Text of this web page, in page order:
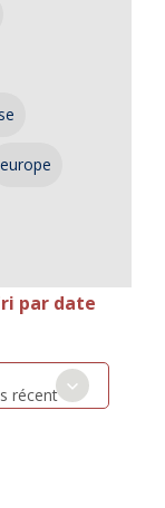
europe
par date
récent